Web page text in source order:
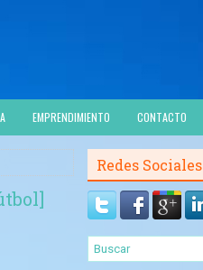
EMPRENDIMIENTO CONTACTO
Redes Sociales